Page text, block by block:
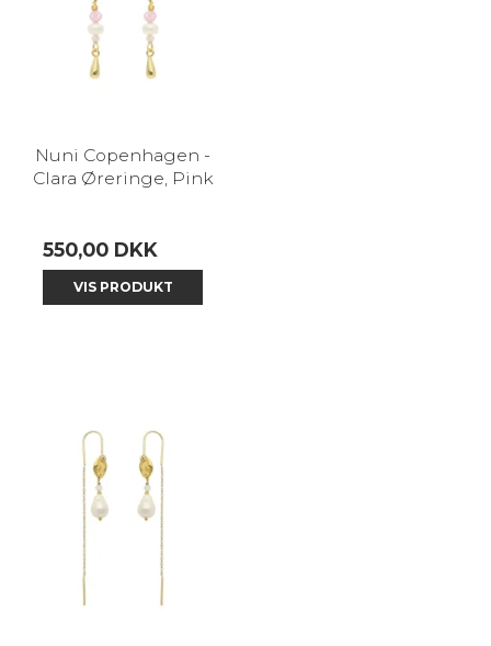
Nuni Copenhagen -
Clara Øreringe, Pink
550,00 DKK
VIS PRODUKT